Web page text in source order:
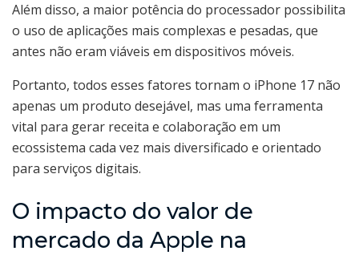
Além disso, a maior potência do processador possibilita
o uso de aplicações mais complexas e pesadas, que
antes não eram viáveis em dispositivos móveis.
Portanto, todos esses fatores tornam o iPhone 17 não
apenas um produto desejável, mas uma ferramenta
vital para gerar receita e colaboração em um
ecossistema cada vez mais diversificado e orientado
para serviços digitais.
O impacto do valor de
mercado da Apple na